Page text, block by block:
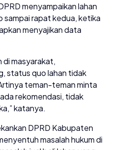
menyampaikan lahan
rapat kedua, ketika
menyajikan data
di masyarakat,
status quo lahan tidak
teman-teman minta
rekomendasi, tidak
katanya.
DPRD Kabupaten
masalah hukum di